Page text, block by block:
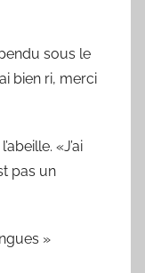
sous le
bien ri, merci
«J’ai
pas un
»